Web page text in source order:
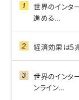
世界のインタ
進める...
経済効果は5
世界のインタ
ンライン...